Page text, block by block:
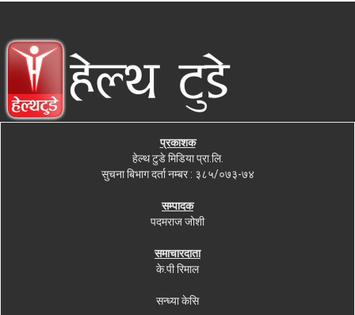
प्रकाशक
हेल्थ टुडे मिडिया प्रा.लि.
सुचना बिभाग दर्ता नम्बर : ३८५/०७३-७४
सम्पादक
पदमराज जोशी
समाचारदाता
के.पी रिमाल
सन्ध्या केसि